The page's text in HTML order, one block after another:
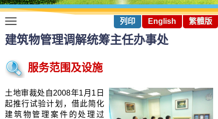
列印 English 繁體版
建筑物管理调解统筹主任办事处
服务范围及设施
土地审裁处自2008年1月1日
起推行试验计划，借此简化
建筑物管理案件的处理过